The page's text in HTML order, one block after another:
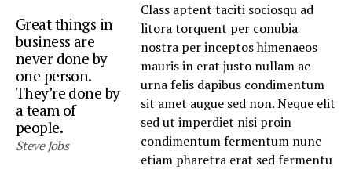
Great things in
business are
never done by
one person.
They’re done by
a team of
people.
Steve Jobs
Class aptent taciti sociosqu ad
litora torquent per conubia
nostra per inceptos himenaeos
mauris in erat justo nullam ac
urna felis dapibus condimentum
sit amet augue sed non. Neque elit
sed ut imperdiet nisi proin
condimentum fermentum nunc
etiam pharetra erat sed fermentu